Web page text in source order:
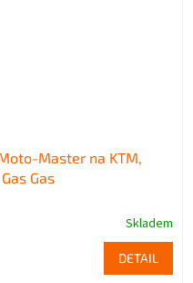
Master na KTM,
Gas
Skladem
DETAIL